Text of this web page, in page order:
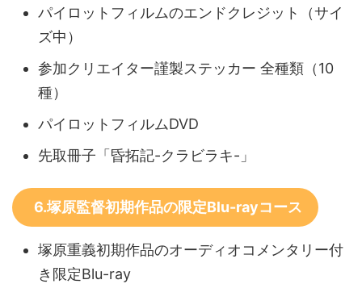
パイロットフィルムのエンドクレジット（サイ
ズ中）
参加クリエイター謹製ステッカー 全種類（10
種）
パイロットフィルムDVD
先取冊子「昏拓記-クラビラキ-」
6.塚原監督初期作品の限定Blu-rayコース
塚原重義初期作品のオーディオコメンタリー付
き限定Blu-ray